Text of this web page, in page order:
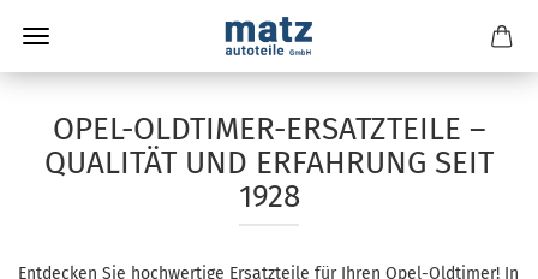
OPEL-OLDTIMER-ERSATZTEILE –
QUALITÄT UND ERFAHRUNG SEIT
1928
Entdecken Sie hochwertige Ersatzteile für Ihren Opel-Oldtimer! In